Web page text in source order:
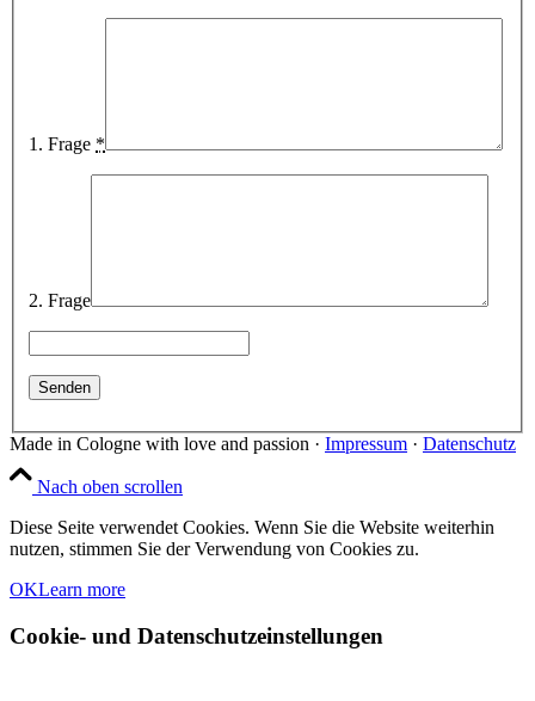
1. Frage *
2. Frage
Made in Cologne with love and passion · Impressum · Datenschutz
Nach oben scrollen
Diese Seite verwendet Cookies. Wenn Sie die Website weiterhin
nutzen, stimmen Sie der Verwendung von Cookies zu.
OKLearn more
Cookie- und Datenschutzeinstellungen